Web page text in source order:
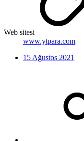
Web sitesi
www.ytpara.com
15 Ağustos 2021